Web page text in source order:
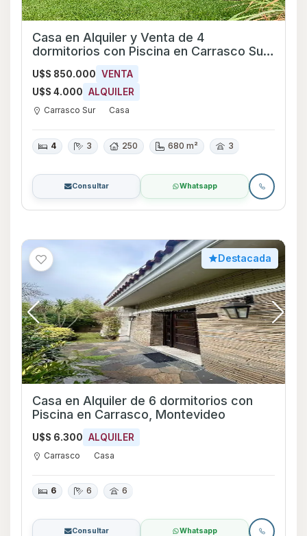
Casa en Alquiler y Venta de 4
dormitorios con Piscina en Carrasco Sur,
Montevideo
U$S 850.000 VENTA
U$S 4.000 ALQUILER
Carrasco Sur Casa
4 3 250 680 m² 3
Consultar Whatsapp
Destacada
Casa en Alquiler de 6 dormitorios con
Piscina en Carrasco, Montevideo
U$S 6.300 ALQUILER
Carrasco Casa
6 6 6
Consultar Whatsapp